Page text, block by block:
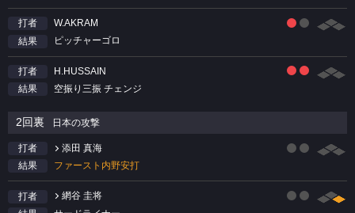
打者
W.AKRAM
結果
ピッチャーゴロ
打者
H.HUSSAIN
結果
空振り三振 チェンジ
2回裏 日本の攻撃
打者
添田 真海
結果
ファースト内野安打
打者
網谷 圭将